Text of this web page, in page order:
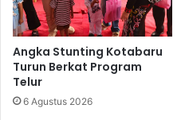
Angka Stunting Kotabaru
Turun Berkat Program
Telur
6 Agustus 2026